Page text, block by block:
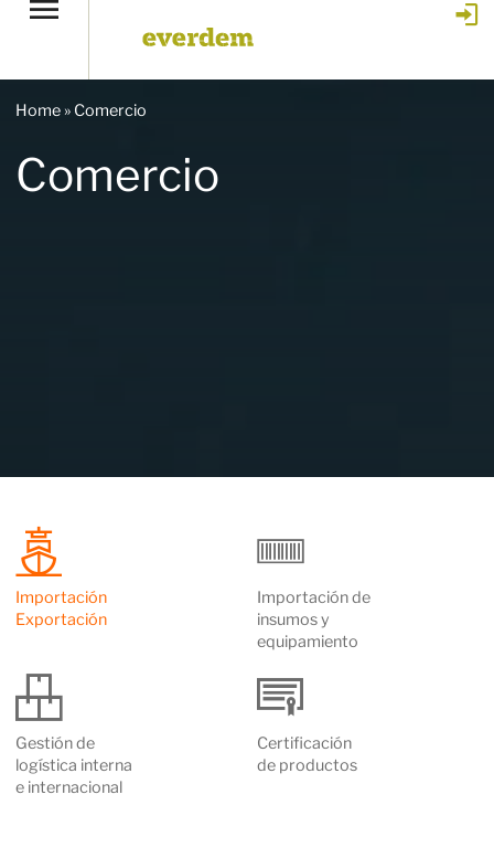
Home» Comercio
Comercio
Importación
Exportación
Importación de
insumos y
equipamiento
Gestión de
logística interna
e internacional
Certificación
de productos